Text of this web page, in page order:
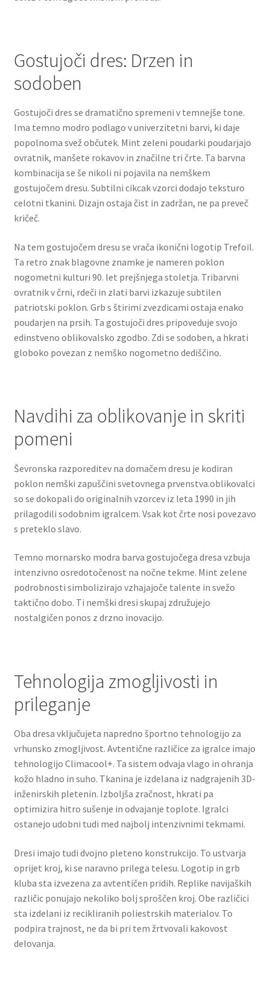
Gostujoči dres: Drzen in
sodoben
Gostujoči dres se dramatično spremeni v temnejše tone.
Ima temno modro podlago v univerzitetni barvi, ki daje
popolnoma svež občutek. Mint zeleni poudarki poudarjajo
ovratnik, manšete rokavov in značilne tri črte. Ta barvna
kombinacija se še nikoli ni pojavila na nemškem
gostujočem dresu. Subtilni cikcak vzorci dodajo teksturo
celotni tkanini. Dizajn ostaja čist in zadržan, ne pa preveč
kričeč.
Na tem gostujočem dresu se vrača ikonični logotip Trefoil.
Ta retro znak blagovne znamke je nameren poklon
nogometni kulturi 90. let prejšnjega stoletja. Tribarvni
ovratnik v črni, rdeči in zlati barvi izkazuje subtilen
patriotski poklon. Grb s štirimi zvezdicami ostaja enako
poudarjen na prsih. Ta gostujoči dres pripoveduje svojo
edinstveno oblikovalsko zgodbo. Zdi se sodoben, a hkrati
globoko povezan z nemško nogometno dediščino.
Navdihi za oblikovanje in skriti
pomeni
Ševronska razporeditev na domačem dresu je kodiran
poklon nemški zapuščini svetovnega prvenstva.oblikovalci
so se dokopali do originalnih vzorcev iz leta 1990 in jih
prilagodili sodobnim igralcem. Vsak kot črte nosi povezavo
s preteklo slavo.
Temno mornarsko modra barva gostujočega dresa vzbuja
intenzivno osredotočenost na nočne tekme. Mint zelene
podrobnosti simbolizirajo vzhajajoče talente in svežo
taktično dobo. Ti nemški dresi skupaj združujejo
nostalgičen ponos z drzno inovacijo.
Tehnologija zmogljivosti in
prileganje
Oba dresa vključujeta napredno športno tehnologijo za
vrhunsko zmogljivost. Avtentične različice za igralce imajo
tehnologijo Climacool+. Ta sistem odvaja vlago in ohranja
kožo hladno in suho. Tkanina je izdelana iz nadgrajenih 3D-
inženirskih pletenin. Izboljša zračnost, hkrati pa
optimizira hitro sušenje in odvajanje toplote. Igralci
ostanejo udobni tudi med najbolj intenzivnimi tekmami.
Dresi imajo tudi dvojno pleteno konstrukcijo. To ustvarja
oprijet kroj, ki se naravno prilega telesu. Logotip in grb
kluba sta izvezena za avtentičen pridih. Replike navijaških
različic ponujajo nekoliko bolj sproščen kroj. Obe različici
sta izdelani iz recikliranih poliestrskih materialov. To
podpira trajnost, ne da bi pri tem žrtvovali kakovost
delovanja.